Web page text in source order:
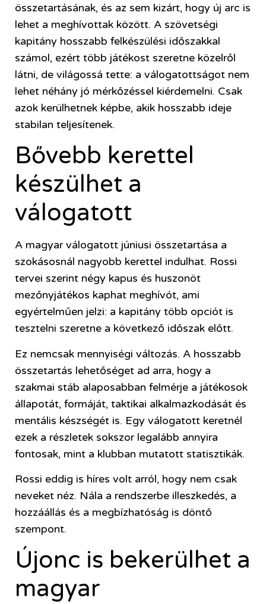
összetartásának, és az sem kizárt, hogy új arc is
lehet a meghívottak között. A szövetségi
kapitány hosszabb felkészülési időszakkal
számol, ezért több játékost szeretne közelről
látni, de világossá tette: a válogatottságot nem
lehet néhány jó mérkőzéssel kiérdemelni. Csak
azok kerülhetnek képbe, akik hosszabb ideje
stabilan teljesítenek.
Bővebb kerettel
készülhet a
válogatott
A magyar válogatott júniusi összetartása a
szokásosnál nagyobb kerettel indulhat. Rossi
tervei szerint négy kapus és huszonöt
mezőnyjátékos kaphat meghívót, ami
egyértelműen jelzi: a kapitány több opciót is
tesztelni szeretne a következő időszak előtt.
Ez nemcsak mennyiségi változás. A hosszabb
összetartás lehetőséget ad arra, hogy a
szakmai stáb alaposabban felmérje a játékosok
állapotát, formáját, taktikai alkalmazkodását és
mentális készségét is. Egy válogatott keretnél
ezek a részletek sokszor legalább annyira
fontosak, mint a klubban mutatott statisztikák.
Rossi eddig is híres volt arról, hogy nem csak
neveket néz. Nála a rendszerbe illeszkedés, a
hozzáállás és a megbízhatóság is döntő
szempont.
Újonc is bekerülhet a
magyar